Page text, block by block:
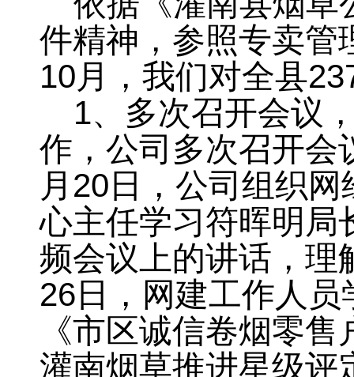
件精神 ， 参照专卖管
10月 ， 我们对全县
1、多次召开会议
作 ， 公司多次召开会
月 20 日 ， 公司组织网
心主任学习符晖明局
频会议上的讲话 ， 理
26 日 ， 网建工作人
《市区诚信卷烟零
灌南烟草推进星级评